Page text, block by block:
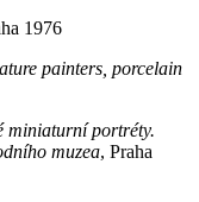
1976
painters, porcelain
miniaturní portréty.
muzea, Praha